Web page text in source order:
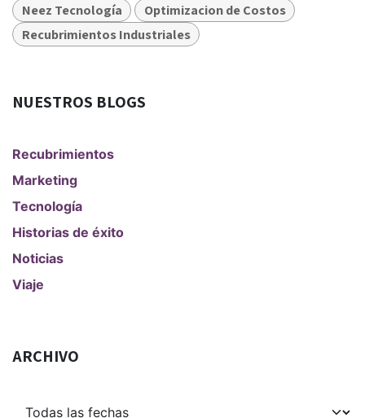
Neez Tecnología
Optimizacion de Costos
Recubrimientos Industriales
NUESTROS BLOGS
Recubrimientos
Marketing
Tecnología
Historias de éxito
Noticias
Viaje
ARCHIVO